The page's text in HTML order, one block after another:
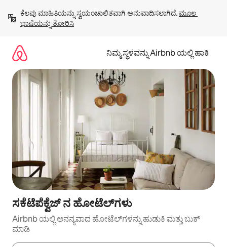
ಹೋಗಿ
ಕೆಲವು ಮಾಹಿತಿಯನ್ನು ಸ್ವಯಂಚಾಲಿತವಾಗಿ ಅನುವಾದಿಸಲಾಗಿದೆ. ಮೂಲ
ಭಾಷೆಯನ್ನು ತೋರಿಸಿ
ನಿಮ್ಮ ಸ್ಥಳವನ್ನು Airbnb ಯಲ್ಲಿ ಹಾಕಿ
ಸಕೆಟೆಪೆಕ್ವೆಜ್ ನ ಹೋಟೆಲ್‌ಗಳು
Airbnb ಯಲ್ಲಿ ಅನನ್ಯವಾದ ಹೋಟೆಲ್‌ಗಳನ್ನು ಹುಡುಕಿ ಮತ್ತು ಬುಕ್
ಮಾಡಿ